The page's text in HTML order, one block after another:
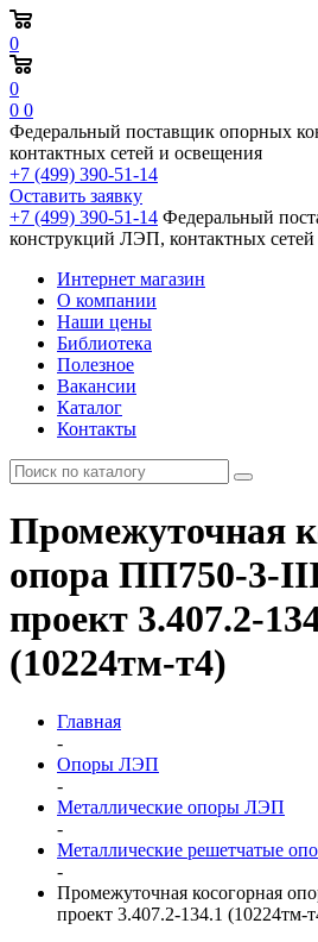
0
0
0 0
Федеральный поставщик опорных
контактных сетей и освещения
+7 (499) 390-51-14
Оставить заявку
+7 (499) 390-51-14 Федеральный
конструкций ЛЭП, контактных
Интернет магазин
О компании
Наши цены
Библиотека
Полезное
Вакансии
Каталог
Контакты
Промежуточная
опора ПП750-3-
проект 3.407.2-
(10224тм-т4)
Главная
-
Опоры ЛЭП
-
Металлические опоры ЛЭП
-
Металлические решетчатые
-
Промежуточная косогорная
проект 3.407.2-134.1 (10224тм-